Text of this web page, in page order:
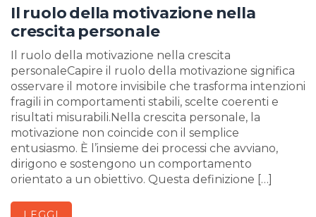
Il ruolo della motivazione nella
crescita personale
Il ruolo della motivazione nella crescita
personaleCapire il ruolo della motivazione significa
osservare il motore invisibile che trasforma intenzioni
fragili in comportamenti stabili, scelte coerenti e
risultati misurabili.Nella crescita personale, la
motivazione non coincide con il semplice
entusiasmo. È l’insieme dei processi che avviano,
dirigono e sostengono un comportamento
orientato a un obiettivo. Questa definizione […]